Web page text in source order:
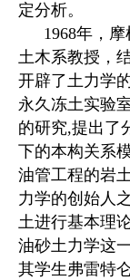
定分析。
1968年，
土木系教授，
开辟了土力学
永久冻土实验
的研究,提出了
下的本构关系
油管工程的岩
力学的创始人
土进行基本理
油砂土力学这
其学生弗雷特